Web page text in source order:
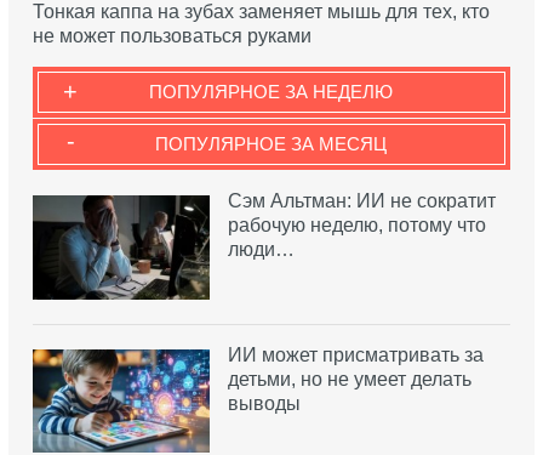
Тонкая каппа на зубах заменяет мышь для тех, кто
не может пользоваться руками
ПОПУЛЯРНОЕ ЗА НЕДЕЛЮ
+
ПОПУЛЯРНОЕ ЗА МЕСЯЦ
-
Сэм Альтман: ИИ не сократит
рабочую неделю, потому что
люди…
ИИ может присматривать за
детьми, но не умеет делать
выводы